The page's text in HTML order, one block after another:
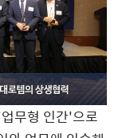
무형 인간'으로